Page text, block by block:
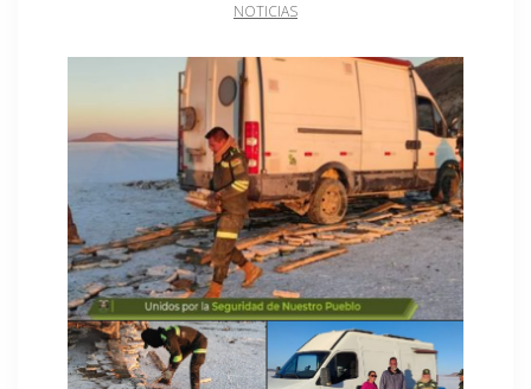
NOTICIAS